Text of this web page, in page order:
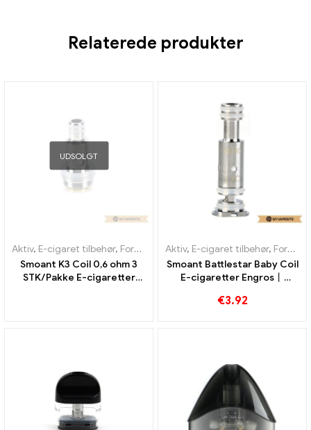
Relaterede produkter
UDSOLGT
Aktiv, E-cigaret tilbehør, Fordamper
Smoant K3 Coil 0,6 ohm 3
STK/Pakke E-cigaretter
Aktiv, E-cigaret tilbehør, Fordamper
Smoant Battlestar Baby Coil
E-cigaretter Engros丨
€3.92